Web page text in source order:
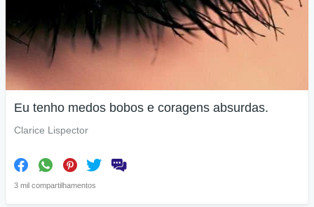
Eu tenho medos bobos e coragens absurdas.
Clarice Lispector
3 mil compartilhamentos